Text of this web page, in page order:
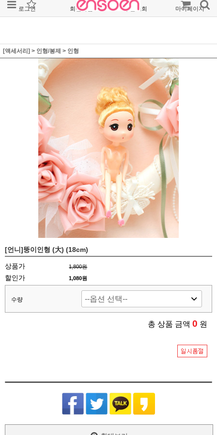
로그인 회원가입 주문조회 마이페이지
[액세서리] > 인형/봉제 > 인형
[언니]뚱이인형 (大) (18cm)
상품가 1,800원
할인가 1,080원
수량
총 상품 금액 0 원